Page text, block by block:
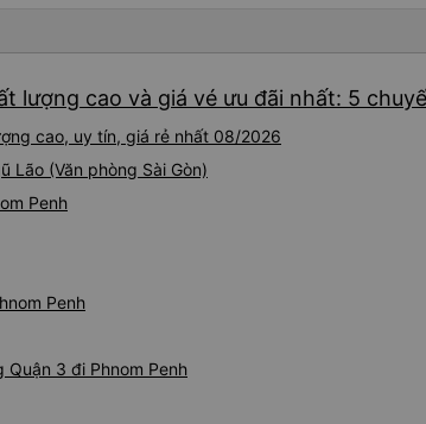
lượng cao và giá vé ưu đãi nhất: 5
cao, uy tín, giá rẻ nhất 08/2026
Lão (Văn phòng Sài Gòn)
Penh
Penh
3 đi Phnom Penh